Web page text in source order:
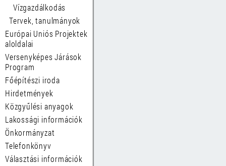
Vízgazdálkodás
Tervek, tanulmányok
Európai Uniós Projektek
aloldalai
Versenyképes Járások
Program
Főépítészi iroda
Hirdetmények
Közgyűlési anyagok
Lakossági információk
Önkormányzat
Telefonkönyv
Választási információk